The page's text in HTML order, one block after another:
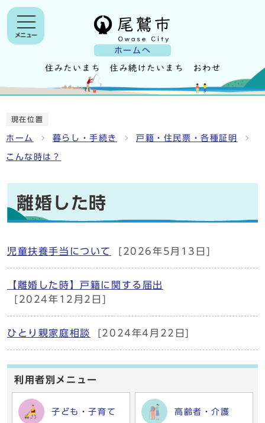
ホームへ
メニュー
現在位置
ホーム 暮らし・手続き 戸籍・住民票・各種証明
こんな時は？
離婚した時
児童扶養手当について [2026年5月13日]
【離婚した時】戸籍に関する届出
[2024年12月2日]
ひとり親家庭相談 [2024年4月22日]
利用者別メニュー
子ども・子育て 高齢者・介護